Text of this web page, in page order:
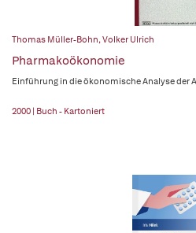
Thomas Müller-Bohn,Volker Ulrich
Pharmakoökonomie
Einführung in die ökonomische Analyse der
2000 | Buch - Kartoniert